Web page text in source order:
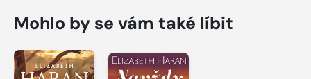
Mohlo by se vám také líbit